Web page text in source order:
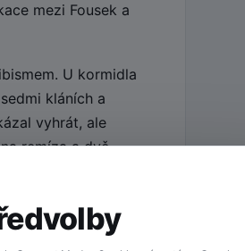
mezi Fousek a
U kormidla
kláních a
vyhrát, ale
remíza a dvě